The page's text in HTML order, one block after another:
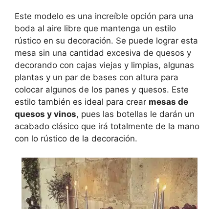
Este modelo es una increíble opción para una
boda al aire libre que mantenga un estilo
rústico en su decoración. Se puede lograr esta
mesa sin una cantidad excesiva de quesos y
decorando con cajas viejas y limpias, algunas
plantas y un par de bases con altura para
colocar algunos de los panes y quesos. Este
estilo también es ideal para crear mesas de
quesos y vinos, pues las botellas le darán un
acabado clásico que irá totalmente de la mano
con lo rústico de la decoración.